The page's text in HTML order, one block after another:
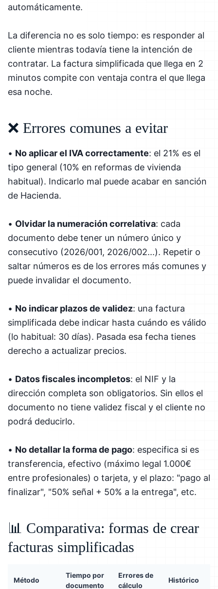
automáticamente.
La diferencia no es solo tiempo: es responder al
cliente mientras todavía tiene la intención de
contratar. La factura simplificada que llega en 2
minutos compite con ventaja contra el que llega
esa noche.
❌ Errores comunes a evitar
• No aplicar el IVA correctamente: el 21% es el
tipo general (10% en reformas de vivienda
habitual). Indicarlo mal puede acabar en sanción
de Hacienda.
• Olvidar la numeración correlativa: cada
documento debe tener un número único y
consecutivo (2026/001, 2026/002...). Repetir o
saltar números es de los errores más comunes y
puede invalidar el documento.
• No indicar plazos de validez: una factura
simplificada debe indicar hasta cuándo es válido
(lo habitual: 30 días). Pasada esa fecha tienes
derecho a actualizar precios.
• Datos fiscales incompletos: el NIF y la
dirección completa son obligatorios. Sin ellos el
documento no tiene validez fiscal y el cliente no
podrá deducirlo.
• No detallar la forma de pago: especifica si es
transferencia, efectivo (máximo legal 1.000€
entre profesionales) o tarjeta, y el plazo: "pago al
finalizar", "50% señal + 50% a la entrega", etc.
📊 Comparativa: formas de crear
facturas simplificadas
Método
Tiempo por
documento
Errores de
cálculo
Histórico